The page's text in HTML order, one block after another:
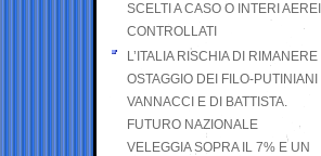
SCELTI A CASO O INTERI AEREI
CONTROLLATI
L’ITALIA RISCHIA DI RIMANERE
OSTAGGIO DEI FILO-PUTINIANI
VANNACCI E DI BATTISTA.
FUTURO NAZIONALE
VELEGGIA SOPRA IL 7% E UN